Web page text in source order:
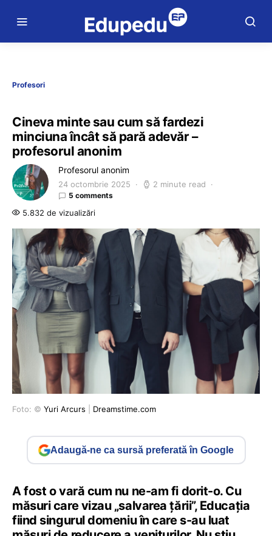
Profesori
Cineva minte sau cum să fardezi
minciuna încât să pară adevăr –
profesorul anonim
Profesorul anonim
24 octombrie 2025 2 minute read
5 comments
5.832 de vizualizări
Foto: © Yuri Arcurs Dreamstime.com
Adaugă-ne ca sursă preferată în Google
A fost o vară cum nu ne-am fi dorit-o. Cu
măsuri care vizau „salvarea țării”, Educația
fiind singurul domeniu în care s-au luat